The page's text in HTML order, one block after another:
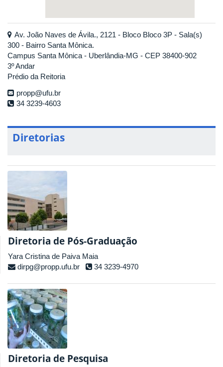
Av. João Naves de Ávila., 2121 - Bloco Bloco 3P - Sala(s)
300 - Bairro Santa Mônica.
Campus Santa Mônica - Uberlândia-MG - CEP 38400-902
3º Andar
Prédio da Reitoria
propp@ufu.br
34 3239-4603
Diretorias
Diretoria de Pós-Graduação
Yara Cristina de Paiva Maia
dirpg@propp.ufu.br
34 3239-4970
Diretoria de Pesquisa